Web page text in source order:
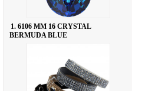
1. 6106 MM 16 CRYSTAL
BERMUDA BLUE